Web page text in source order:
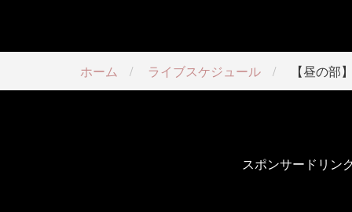
ホーム ライブスケジュール 【昼の部
スポンサードリン